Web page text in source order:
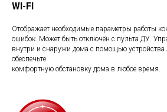
WI-FI
Отображает необходимые параметры работы
ошибок. Может быть отключён с пульта ДУ.
внутри и снаружи дома с помощью устройства
обеспечьте
комфортную обстановку дома в любое время.